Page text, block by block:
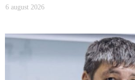
6 august 2026